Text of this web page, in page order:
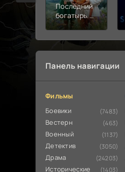
Последний
богатырь.
Колобок
Панель навигации
Фильмы
Боевики (7483)
Вестерн (463)
Военный (1137)
Детектив (3050)
Драма (24203)
Исторические (1403)